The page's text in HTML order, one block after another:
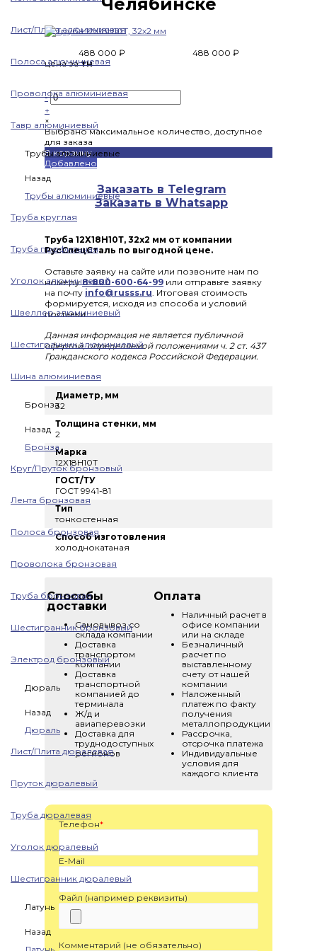
Лист/Плита алюминиевая
Полоса алюминиевая
Проволока алюминиевая
Тавр алюминиевый
Трубы алюминиевые
Назад
Трубы алюминиевые
Труба круглая
Труба профильная
Уголок алюминиевый
Швеллер алюминиевый
Шестигранник алюминиевый
Шина алюминиевая
Бронза
Назад
Бронза
Круг/Пруток бронзовый
Лента бронзовая
Полоса бронзовая
Проволока бронзовая
Труба бронзовая
Шестигранник бронзовый
Электрод бронзовый
Дюраль
Назад
Дюраль
Лист/Плита дюралевая
Пруток дюралевый
Труба дюралевая
Уголок дюралевый
Шестигранник дюралевый
Латунь
Назад
488 000 ₽
488 000 ₽
цена затн
-
+
×
Выбрано максимальное количество, доступное
для заказа
В корзину
Добавлено
Заказать в Telegram
Заказать в Whatsapp
Труба 12Х18Н10Т, 32х2 мм от компании
РусСпецСталь по выгодной цене.
Оставьте заявку на сайте или позвоните нам по
номеру8-800-600-64-99 или отправьте заявку
на почту info@russs.ru. Итоговая стоимость
формируется, исходя из способа и условий
поставки.
Данная информация не является публичной
офертой, определяемой положениями ч. 2 ст. 437
Гражданского кодекса Российской Федерации.
Диаметр, мм
32
Толщина стенки, мм
2
Марка
12Х18Н10Т
ГОСТ/ТУ
ГОСТ 9941-81
Тип
тонкостенная
Способ изготовления
холоднокатаная
Способы
доставки
Самовывоз со
склада компании
Доставка
транспортом
компании
Доставка
транспортной
компанией до
терминала
Ж/д и
авиаперевозки
Доставка для
труднодоступных
регионов
Оплата
Наличный расчет в
офисе компании
или на складе
Безналичный
расчет по
выставленному
счету от нашей
компании
Наложенный
платеж по факту
получения
металлопродукции
Рассрочка,
отсрочка платежа
Индивидуальные
условия для
каждого клиента
Телефон*
E-Mail
Файл (например реквизиты)
Комментарий (не обязательно)